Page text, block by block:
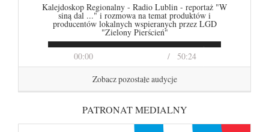
00:00 50:24
Kalejdoskop Regionalny - Radio Lublin - reportaż "W
siną dal ..." i rozmowa na temat produktów i
producentów lokalnych wspieranych przez LGD
"Zielony Pierścień"
Zobacz pozostałe audycje
PATRONAT MEDIALNY